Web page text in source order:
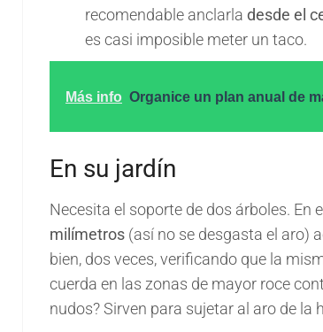
recomendable anclarla desde el
es casi imposible meter un taco.
Más info Organice un plan anual de
En su jardín
Necesita el soporte de dos árboles. En
milímetros (así no se desgasta el aro)
bien, dos veces, verificando que la
cuerda en las zonas de mayor roce
nudos? Sirven para sujetar al aro de